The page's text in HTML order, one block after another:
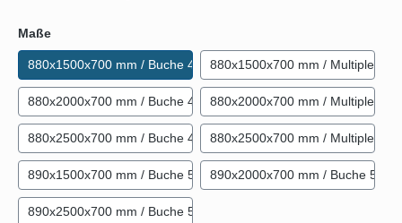
Maßeauswählen
880x1500x700 mm / Buche 40 mm880x1500x700 mm / Multiplex 40
880x2000x700 mm / Buche 40 mm880x2000x700 mm / Multiplex 40
880x2500x700 mm / Buche 40 mm880x2500x700 mm / Multiplex 40
890x1500x700 mm / Buche 50 mm890x2000x700 mm / Buche 50
890x2500x700 mm / Buche 50 mm